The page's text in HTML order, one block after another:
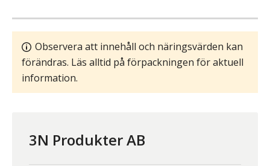
Observera att innehåll och näringsvärden kan
förändras. Läs alltid på förpackningen för aktuell
information.
3N Produkter AB